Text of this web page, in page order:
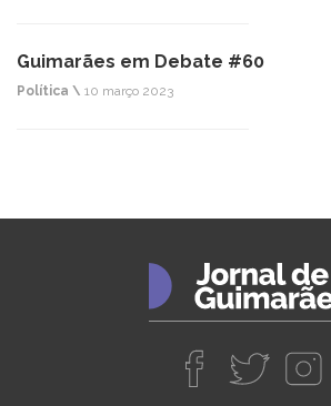
Guimarães em Debate #60
Política \ 10 março 2023